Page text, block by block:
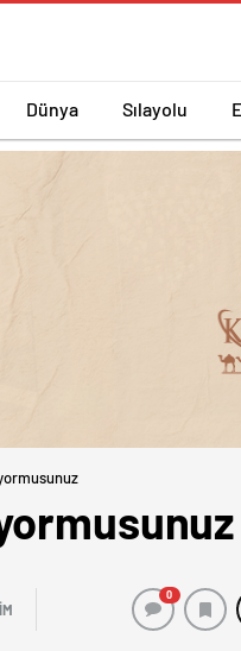
Dünya Sılayolu
0